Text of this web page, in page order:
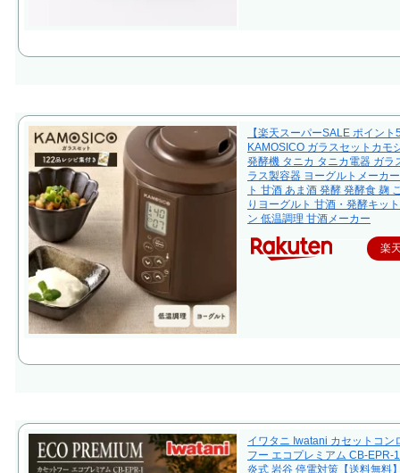
【楽天スーパーSALE ポイント
KAMOSICO ガラスセットカモ
発酵機 タニカ タニカ電器 ガラ
ラス製容器 ヨーグルトメーカ
ト 甘酒 あま酒 発酵 発酵食 麹
りヨーグルト 甘酒・発酵キッ
ン 低温調理 甘酒メーカー
楽
イワタニ Iwatani カセットコン
フー エコプレミアム CB-EPR-
炎式 岩谷 停電対策【送料無料